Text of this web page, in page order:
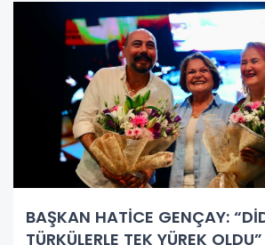
BAŞKAN HATİCE GENÇAY:
TÜRKÜLERLE TEK YÜREK OLDU”